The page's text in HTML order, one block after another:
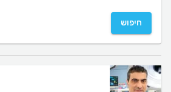
חיפוש